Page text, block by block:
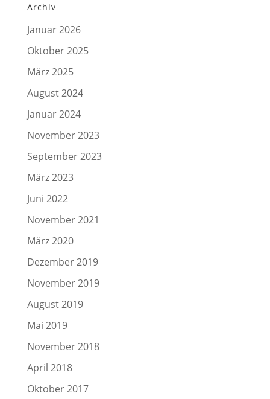
Archiv
Januar 2026
Oktober 2025
März 2025
August 2024
Januar 2024
November 2023
September 2023
März 2023
Juni 2022
November 2021
März 2020
Dezember 2019
November 2019
August 2019
Mai 2019
November 2018
April 2018
Oktober 2017